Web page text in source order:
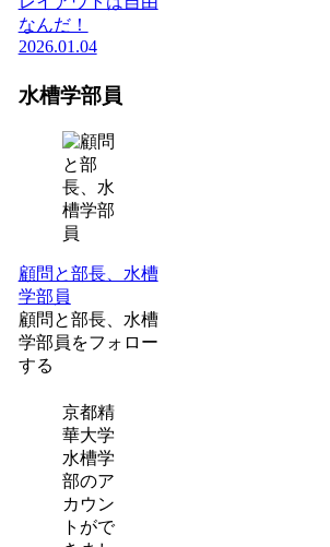
なんだ！
2026.01.04
水槽学部員
顧問と部長、水槽
学部員
顧問と部長、水槽
学部員をフォロー
する
京都精
華大学
水槽学
部のア
カウン
トがで